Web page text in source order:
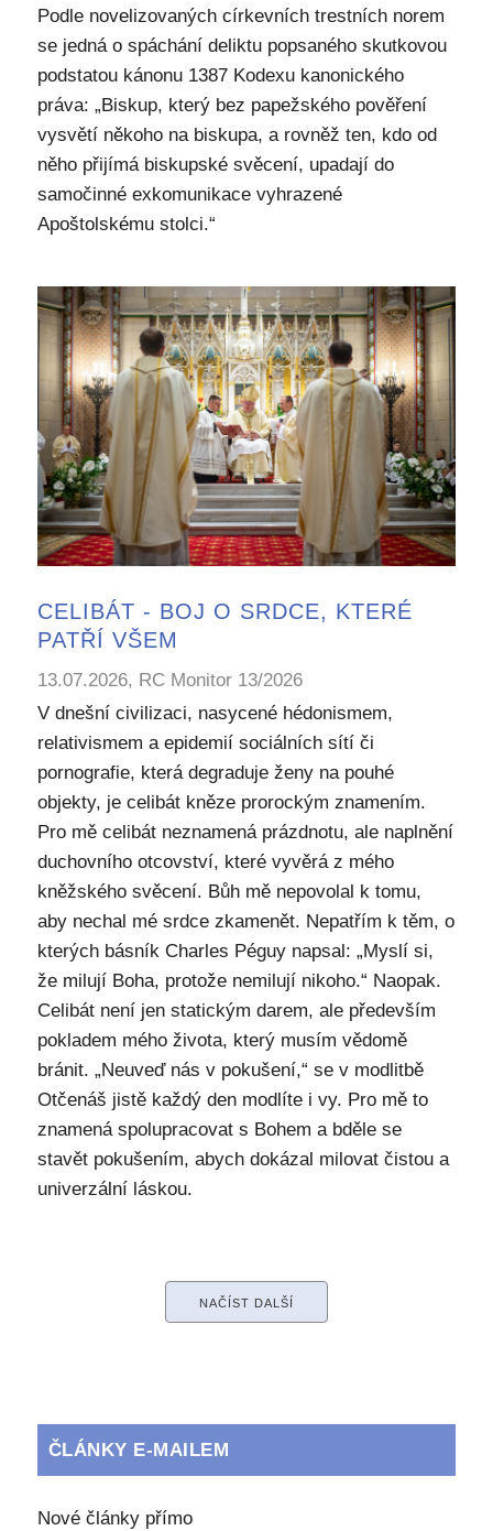
Podle novelizovaných církevních trestních norem
se jedná o spáchání deliktu popsaného skutkovou
podstatou kánonu 1387 Kodexu kanonického
práva: „Biskup, který bez papežského pověření
vysvětí někoho na biskupa, a rovněž ten, kdo od
něho přijímá biskupské svěcení, upadají do
samočinné exkomunikace vyhrazené
Apoštolskému stolci.“
CELIBÁT - BOJ O SRDCE, KTERÉ
PATŘÍ VŠEM
13.07.2026, RC Monitor 13/2026
V dnešní civilizaci, nasycené hédonismem,
relativismem a epidemií sociálních sítí či
pornografie, která degraduje ženy na pouhé
objekty, je celibát kněze prorockým znamením.
Pro mě celibát neznamená prázdnotu, ale naplnění
duchovního otcovství, které vyvěrá z mého
kněžského svěcení. Bůh mě nepovolal k tomu,
aby nechal mé srdce zkamenět. Nepatřím k těm, o
kterých básník Charles Péguy napsal: „Myslí si,
že milují Boha, protože nemilují nikoho.“ Naopak.
Celibát není jen statickým darem, ale především
pokladem mého života, který musím vědomě
bránit. „Neuveď nás v pokušení,“ se v modlitbě
Otčenáš jistě každý den modlíte i vy. Pro mě to
znamená spolupracovat s Bohem a bděle se
stavět pokušením, abych dokázal milovat čistou a
univerzální láskou.
NAČÍST DALŠÍ
ČLÁNKY E-MAILEM
Nové články přímo